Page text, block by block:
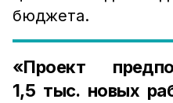
бюджета.
«Проект
1,5 тыс. новых